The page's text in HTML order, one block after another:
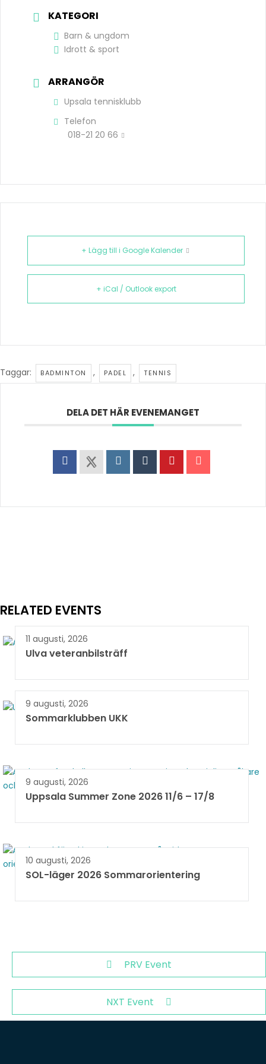
KATEGORI
Barn & ungdom
Idrott & sport
ARRANGÖR
Upsala tennisklubb
Telefon
018-21 20 66
+ Lägg till i Google Kalender
+ iCal / Outlook export
Taggar: BADMINTON , PADEL , TENNIS
DELA DET HÄR EVENEMANGET
RELATED EVENTS
11 augusti, 2026
Ulva veteranbilsträff
9 augusti, 2026
Sommarklubben UKK
9 augusti, 2026
Uppsala Summer Zone 2026 11/6 – 17/8 ​
10 augusti, 2026
SOL-läger 2026 Sommarorientering
PRV Event
NXT Event